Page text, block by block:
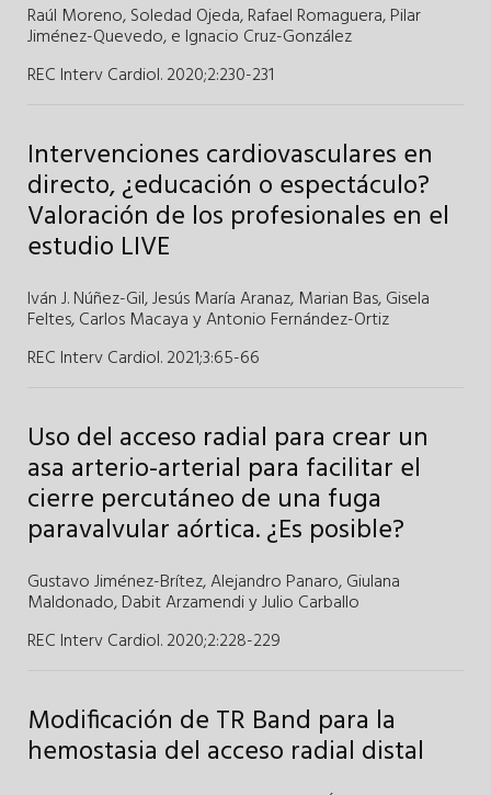
Raúl Moreno,Soledad Ojeda,Rafael Romaguera,Pilar
Jiménez-Quevedo, e Ignacio Cruz-González
REC Interv Cardiol. 2020;2:230-231
Intervenciones cardiovasculares en
directo, ¿educación o espectáculo?
Valoración de los profesionales en el
estudio LIVE
Iván J. Núñez-Gil,Jesús María Aranaz, Marian Bas,Gisela
Feltes,Carlos MacayayAntonio Fernández-Ortiz
REC Interv Cardiol. 2021;3:65-66
Uso del acceso radial para crear un
asa arterio-arterial para facilitar el
cierre percutáneo de una fuga
paravalvular aórtica. ¿Es posible?
Gustavo Jiménez-Brítez,Alejandro Panaro,Giulana
Maldonado,Dabit ArzamendiyJulio Carballo
REC Interv Cardiol. 2020;2:228-229
Modificación de TR Band para la
hemostasia del acceso radial distal